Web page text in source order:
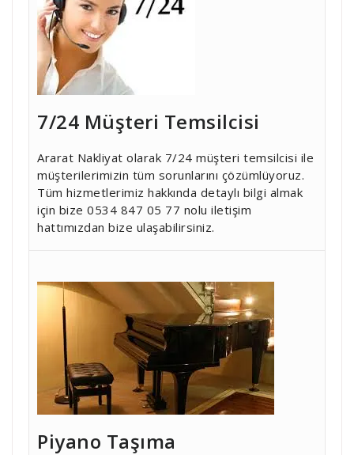
7/24 Müşteri Temsilcisi
Ararat Nakliyat olarak 7/24 müşteri temsilcisi ile
müşterilerimizin tüm sorunlarını çözümlüyoruz.
Tüm hizmetlerimiz hakkında detaylı bilgi almak
için bize 0534 847 05 77 nolu iletişim
hattımızdan bize ulaşabilirsiniz.
Piyano Taşıma